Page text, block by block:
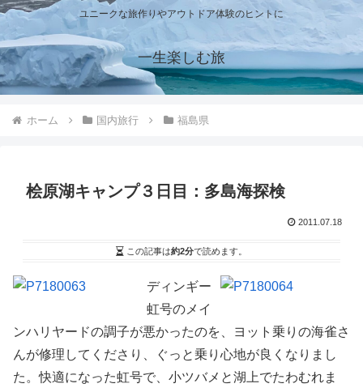
ユニークな旅作りやアウトドア体験のヒントに
一生楽しむ旅
ホーム 国内旅行 福島県
桧原湖キャンプ３日目：多島海探検
2011.07.18
この記事は約2分で読めます。
ディンギー
虹号のメイ
ンハリヤードの調子が悪かったのを、ヨット乗りの海雀さ
んが修理してくださり、ぐっと乗り心地が良くなりまし
た。快適になった虹号で、小ツバメと湖上でたわむれま